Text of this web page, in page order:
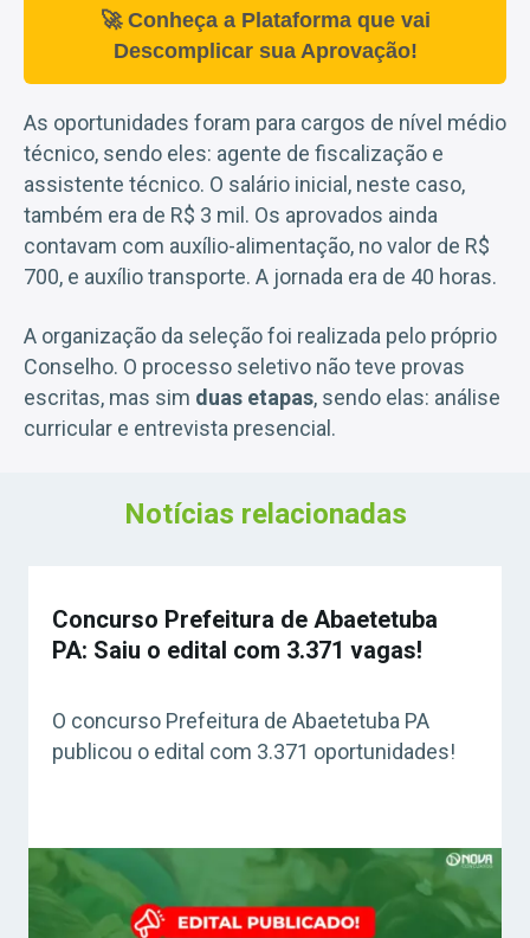
🚀 Conheça a Plataforma que vai
Descomplicar sua Aprovação!
As oportunidades foram para cargos de nível médio
técnico, sendo eles: agente de fiscalização e
assistente técnico. O salário inicial, neste caso,
também era de R$ 3 mil. Os aprovados ainda
contavam com auxílio-alimentação, no valor de R$
700, e auxílio transporte. A jornada era de 40 horas.
A organização da seleção foi realizada pelo próprio
Conselho. O processo seletivo não teve provas
escritas, mas sim duas etapas, sendo elas: análise
curricular e entrevista presencial.
Notícias relacionadas
Concurso Prefeitura de Abaetetuba
PA: Saiu o edital com 3.371 vagas!
O concurso Prefeitura de Abaetetuba PA
publicou o edital com 3.371 oportunidades!